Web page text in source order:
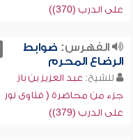
على الدرب (370))
الفهرس: ضوابط
الرضاع المحرم
للشيخ: عبد العزيز بن باز
جزء من محاضرة ( فتاوى نور
على الدرب (379))